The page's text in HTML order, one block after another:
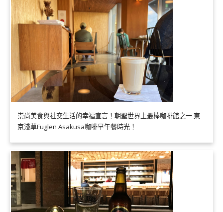
崇尚美食與社交生活的幸福宣言！朝聖世界上最棒咖啡館之一 東
京淺草Fuglen Asakusa咖啡早午餐時光！